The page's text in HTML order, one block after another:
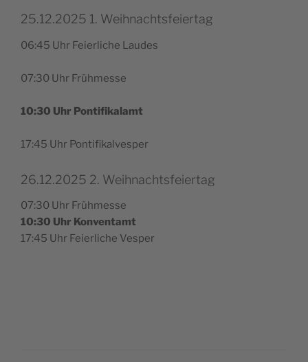
25.12.2025 1. Weihnachtsfeiertag
06:45 Uhr Feier­li­che Laudes
07:30 Uhr Frühmesse
10:30 Uhr Pontifikalamt
17:45 Uhr Pontifikalvesper
26.12.2025 2. Weihnachtsfeiertag
07:30 Uhr Frühmesse
10:30 Uhr Konventamt
17:45 Uhr Feier­li­che Vesper